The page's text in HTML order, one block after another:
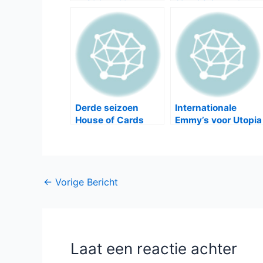
Derde seizoen
House of Cards
Internationale
Emmy’s voor Utopia
Bericht
← Vorige Bericht
Laat een reactie achter